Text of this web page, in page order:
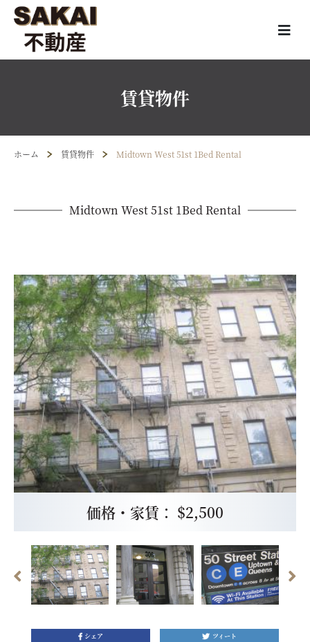
賃貸物件
ホーム 賃貸物件 Midtown West 51st 1Bed Rental
Midtown West 51st 1Bed Rental
価格・家賃： $2,500
シェア ツィート